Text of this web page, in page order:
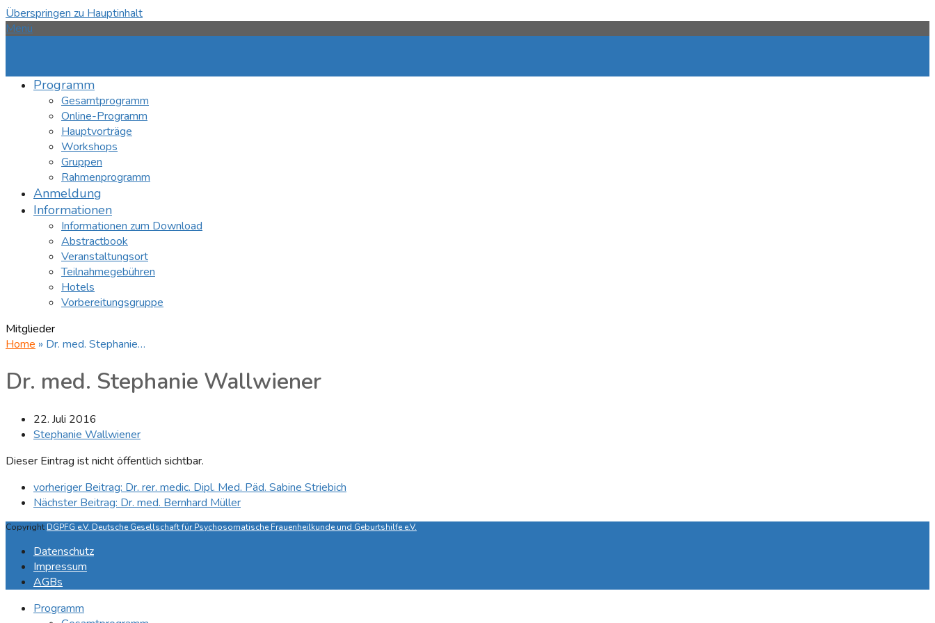
Überspringen zu Hauptinhalt
Menü
Programm
Gesamtprogramm
Online-Programm
Hauptvorträge
Workshops
Gruppen
Rahmenprogramm
Anmeldung
Informationen
Informationen zum Download
Abstractbook
Veranstaltungsort
Teilnahmegebühren
Hotels
Vorbereitungsgruppe
Mitglieder
Home » Dr. med. Stephanie…
Dr. med. Stephanie Wallwiener
22. Juli 2016
Stephanie Wallwiener
Dieser Eintrag ist nicht öffentlich sichtbar.
vorheriger Beitrag: Dr. rer. medic. Dipl. Med. Päd. Sabine Striebich
Nächster Beitrag: Dr. med. Bernhard Müller
Copyright DGPFG e.V. Deutsche Gesellschaft für Psychosomatische Frauenheilkunde und Geburtshilfe e.V.
Datenschutz
Impressum
AGBs
Programm